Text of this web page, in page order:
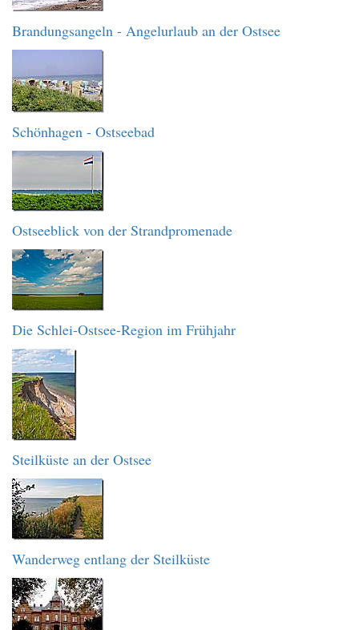
Brandungsangeln - Angelurlaub an der Ostsee
Schönhagen - Ostseebad
Ostseeblick von der Strandpromenade
Die Schlei-Ostsee-Region im Frühjahr
Steilküste an der Ostsee
Wanderweg entlang der Steilküste